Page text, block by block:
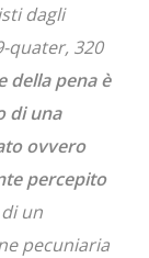
dagli
quater, 320
della pena è
di una
ovvero
percepito
un
pecuniaria